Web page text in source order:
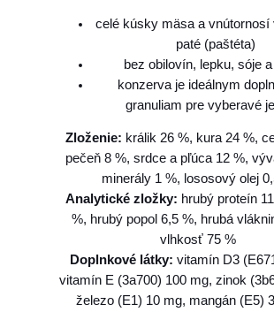
h
o
u
h
1
4
5
0
M
b
b
i
t
4
0
g
k
celé kúsky mäsa a vnútornosí
paté (paštéta)
bez obilovín, lepku, sóje
konzerva je ideálnym
granuliam pre vyberavé
Zloženie: králik 26 %, kura 24 %,
pečeň 8 %, srdce a pľúca 12 %,
minerály 1 %, lososový olej
Analytické zložky: hrubý proteín
%, hrubý popol 6,5 %, hrubá
vlhkosť 75 %
Doplnkové látky: vitamín D3
vitamín E (3a700) 100 mg, zinok
železo (E1) 10 mg, mangán (E5)